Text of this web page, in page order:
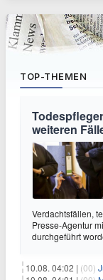
TOP-THEMEN
weiteren
Verdachtsfällen,
Presse-Agentur
durchgeführt
10.08. 04:02 | (00)